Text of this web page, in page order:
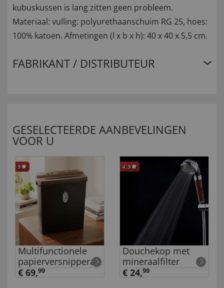
kubuskussen is lang zitten geen probleem.
Materiaal: vulling: polyurethaanschuim RG 25, hoes:
100% katoen. Afmetingen (l x b x h): 40 x 40 x 5,5 cm.
FABRIKANT / DISTRIBUTEUR
GESELECTEERDE AANBEVELINGEN
VOOR U
5
Multifunctionele
papierversnipperaar
in houtlook
€ 69,99
4,5
Douchekop met
mineraalfilter
€ 24,99